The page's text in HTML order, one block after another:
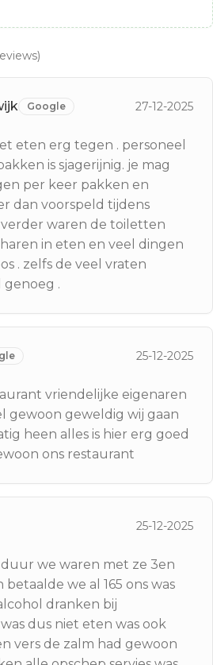
)
Google 27-12-2025
eten erg tegen . personeel
is sjagerijnig. je mag
per keer pakken en
dan voorspeld tijdens
verder waren de toiletten
in eten en veel dingen
. zelfs de veel vraten
genoeg .
25-12-2025
vriendelijke eigenaren
gewoon geweldig wij gaan
heen alles is hier erg goed
ons restaurant
25-12-2025
we waren met ze 3en
we al 165 ons was
dranken bij
dus niet eten was ook
vers de zalm had gewoon